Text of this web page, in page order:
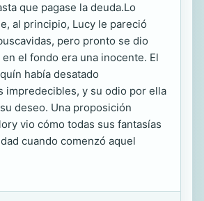
que pagase la deuda.Lo
al principio, Lucy le pareció
pero pronto se dio
el fondo era una inocente. El
había desatado
impredecibles, y su odio por ella
deseo. Una proposición
vio cómo todas sus fantasías
cuando comenzó aquel